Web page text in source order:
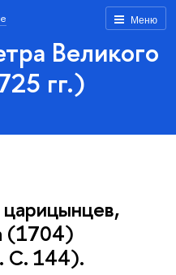
Меню
Великого
гг.)
(1704)
С. 144).